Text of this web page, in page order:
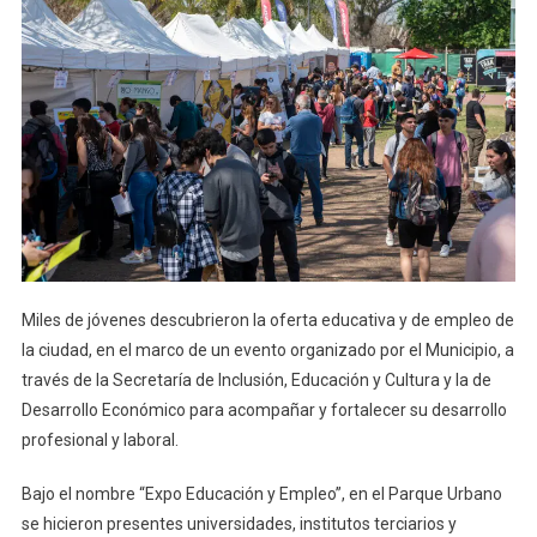
Miles de jóvenes descubrieron la oferta educativa y de empleo de
la ciudad, en el marco de un evento organizado por el Municipio, a
través de la Secretaría de Inclusión, Educación y Cultura y la de
Desarrollo Económico para acompañar y fortalecer su desarrollo
profesional y laboral.
Bajo el nombre “Expo Educación y Empleo”, en el Parque Urbano
se hicieron presentes universidades, institutos terciarios y